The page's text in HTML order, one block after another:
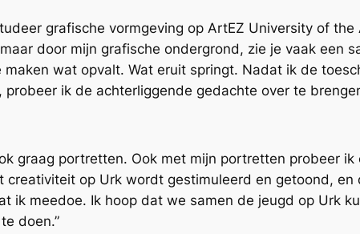
grafische vormgeving op ArtEZ University of
door mijn grafische ondergrond, zie je vaak een
wat opvalt. Wat eruit springt. Nadat ik de
ik de achterliggende gedachte over te
graag portretten. Ook met mijn portretten probeer
op Urk wordt gestimuleerd en getoond,
ik meedoe. Ik hoop dat we samen de jeugd op Urk
doen.”